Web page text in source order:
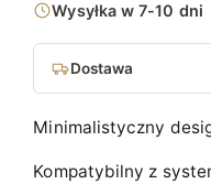
Wysyłka w 7-10 dni
Dostawa
Minimalistyczny
Kompatybilny z